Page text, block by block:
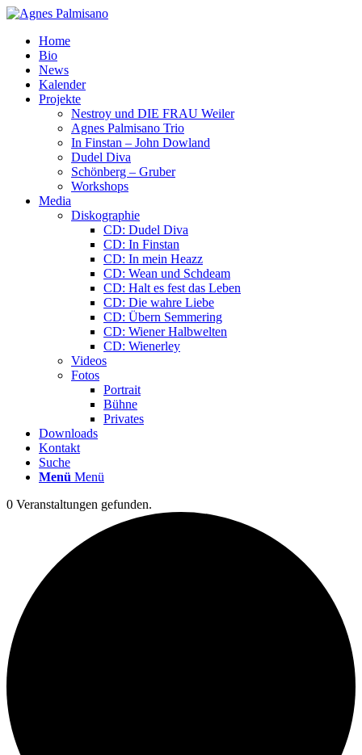
Home
Bio
News
Kalender
Projekte
Nestroy und DIE FRAU Weiler
Agnes Palmisano Trio
In Finstan – John Dowland
Dudel Diva
Schönberg – Gruber
Workshops
Media
Diskographie
CD: Dudel Diva
CD: In Finstan
CD: In mein Heazz
CD: Wean und Schdeam
CD: Halt es fest das Leben
CD: Die wahre Liebe
CD: Übern Semmering
CD: Wiener Halbwelten
CD: Wienerley
Videos
Fotos
Portrait
Bühne
Privates
Downloads
Kontakt
Suche
Menü Menü
0 Veranstaltungen gefunden.